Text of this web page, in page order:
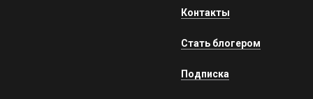
Контакты
Стать блогером
Подписка